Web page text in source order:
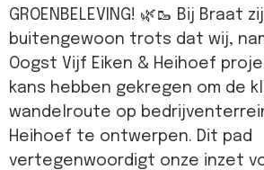
GROENBELEVING! 🌿🥾 Bij Braat
buitengewoon trots dat wij,
Oogst Vijf Eiken & Heihoef
kans hebben gekregen om de
wandelroute op
Heihoef te ontwerpen. Dit pad
vertegenwoordigt onze inzet